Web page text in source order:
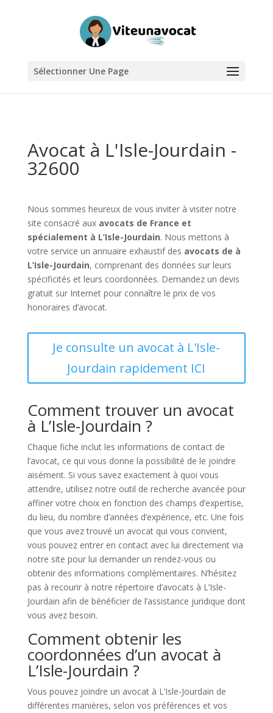
Sélectionner Une Page
Avocat à L'Isle-Jourdain -
32600
Nous sommes heureux de vous inviter à visiter notre
site consacré aux avocats de France et
spécialement à L’Isle-Jourdain. Nous mettons à
votre service un annuaire exhaustif des avocats de à
L’Isle-Jourdain, comprenant des données sur leurs
spécificités et leurs coordonnées. Demandez un devis
gratuit sur Internet pour connaître le prix de vos
honoraires d’avocat.
Je consulte un avocat à L'Isle-
Jourdain rapidement ICI
Comment trouver un avocat
à L’Isle-Jourdain ?
Chaque fiche inclut les informations de contact de
l’avocat, ce qui vous donne la possibilité de le joindre
aisément. Si vous savez exactement à quoi vous
attendre, utilisez notre outil de recherche avancée pour
affiner votre choix en fonction des champs d’expertise,
du lieu, du nombre d’années d’expérience, etc. Une fois
que vous avez trouvé un avocat qui vous convient,
vous pouvez entrer en contact avec lui directement via
notre site pour lui demander un rendez-vous ou
obtenir des informations complémentaires. N’hésitez
pas à recourir à notre répertoire d’avocats à L’Isle-
Jourdain afin de bénéficier de l’assistance juridique dont
vous avez besoin.
Comment obtenir les
coordonnées d’un avocat à
L’Isle-Jourdain ?
Vous pouvez joindre un avocat à L’Isle-Jourdain de
différentes manières, selon vos préférences et vos